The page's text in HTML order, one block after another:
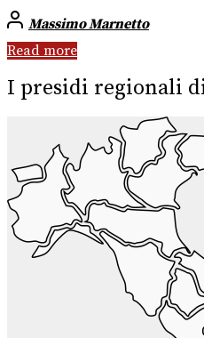
Massimo Marnetto
Read more
I presidi regionali